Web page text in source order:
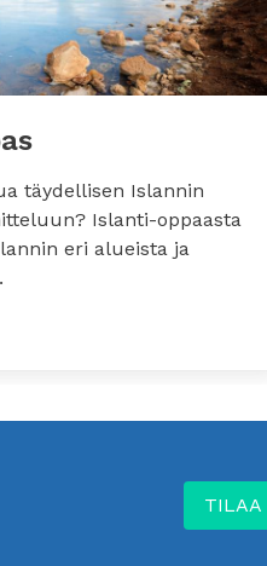
täydellisen Islannin
Islanti-oppaasta
eri alueista ja
TILAA